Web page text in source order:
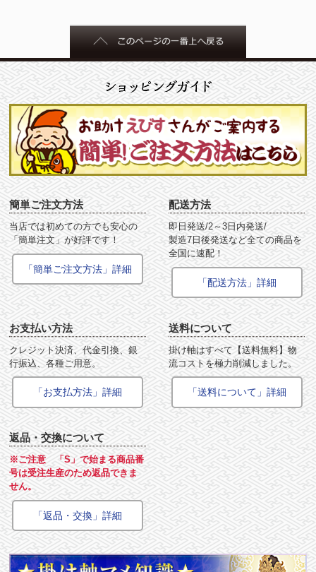
簡単ご注文方法
当店では初めての方でも安心の
「簡単注文」が好評です！
「簡単ご注文方法」詳細
配送方法
即日発送/2～3日内発送/
製造7日後発送など全ての商品を
全国に速配！
「配送方法」詳細
お支払い方法
クレジット決済、代金引換、銀
行振込、各種ご用意。
「お支払方法」詳細
送料について
掛け軸はすべて【送料無料】物
流コストを極力削減しました。
「送料について」詳細
返品・交換について
※ご注意 「S」で始まる商品番
号は受注生産のため返品できま
せん。
「返品・交換」詳細